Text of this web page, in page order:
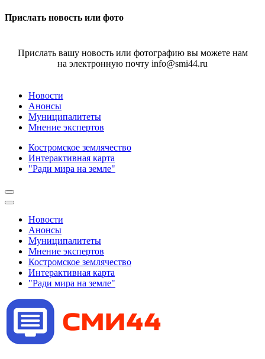
Прислать новость или фото
Прислать вашу новость или фотографию вы можете нам
на электронную почту info@smi44.ru
Новости
Анонсы
Муниципалитеты
Мнение экспертов
Костромское землячество
Интерактивная карта
"Ради мира на земле"
Новости
Анонсы
Муниципалитеты
Мнение экспертов
Костромское землячество
Интерактивная карта
"Ради мира на земле"